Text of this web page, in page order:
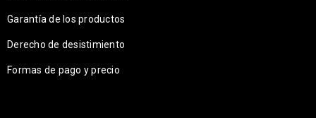
Garantía de los productos
Derecho de desistimiento
Formas de pago y precio